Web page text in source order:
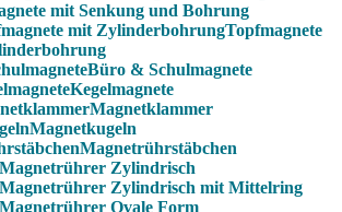
mit Senkung und Bohrung
Topfmagnete
Büro & Schulmagnete
Kegelmagnete
Magnetklammer
Magnetkugeln
Magnetrührstäbchen
Zylindrisch
Zylindrisch mit Mittelring
Ovale Form